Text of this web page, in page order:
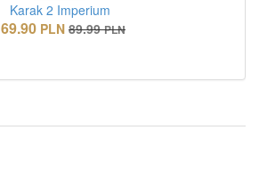
Karak 2 Imperium
69.90 PLN 89.99 PLN